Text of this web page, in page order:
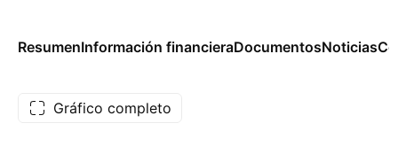
ResumenInformación financieraDocumentosNoticias
Gráfico completo